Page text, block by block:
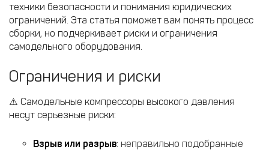
техники безопасности и понимания юридических
ограничений. Эта статья поможет вам понять процесс
сборки, но подчеркивает риски и ограничения
самодельного оборудования.
Ограничения и риски
⚠️ Самодельные компрессоры высокого давления
несут серьезные риски:
Взрыв или разрыв: неправильно подобранные